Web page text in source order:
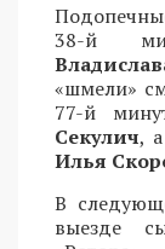
38-й
«шмели»
77-й
Секулич,
Илья
В
выезде